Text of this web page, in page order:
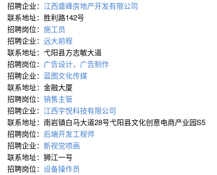
招聘企业： 江西盛峰房地产开发有限公司
联系地址：胜利路142号
招聘岗位： 施工员
招聘企业： 远大前程
联系地址：弋阳县方志敏大道
招聘岗位： 广告设计，广告制作
招聘企业： 蓝图文化传媒
联系地址：金融大厦
招聘岗位： 销售主管
招聘企业： 江西宇悦科技有限公司
联系地址：南岩镇白马大道28号弋阳县文化创意电商产业园S5
招聘岗位： 后端开发工程师
招聘企业： 新视觉喷画
联系地址：狮江一号
招聘岗位： 设备操作员